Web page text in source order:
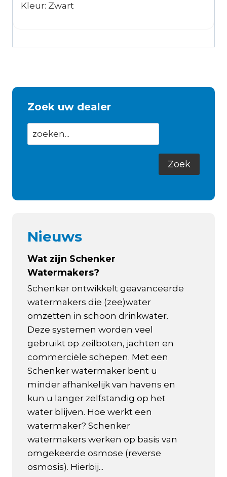
Kleur: Zwart
Zoek uw dealer
Nieuws
Wat zijn Schenker
Watermakers?
Schenker ontwikkelt geavanceerde
watermakers die (zee)water
omzetten in schoon drinkwater.
Deze systemen worden veel
gebruikt op zeilboten, jachten en
commerciële schepen. Met een
Schenker watermaker bent u
minder afhankelijk van havens en
kun u langer zelfstandig op het
water blijven. Hoe werkt een
watermaker? Schenker
watermakers werken op basis van
omgekeerde osmose (reverse
osmosis). Hierbij...